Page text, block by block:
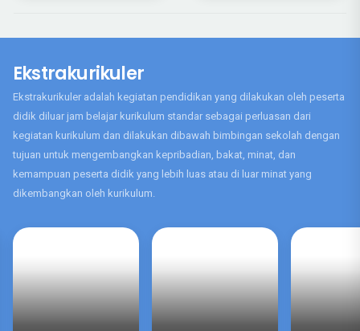
Ekstrakurikuler
Ekstrakurikuler adalah kegiatan pendidikan yang dilakukan oleh peserta
didik diluar jam belajar kurikulum standar sebagai perluasan dari
kegiatan kurikulum dan dilakukan dibawah bimbingan sekolah dengan
tujuan untuk mengembangkan kepribadian, bakat, minat, dan
kemampuan peserta didik yang lebih luas atau di luar minat yang
dikembangkan oleh kurikulum.